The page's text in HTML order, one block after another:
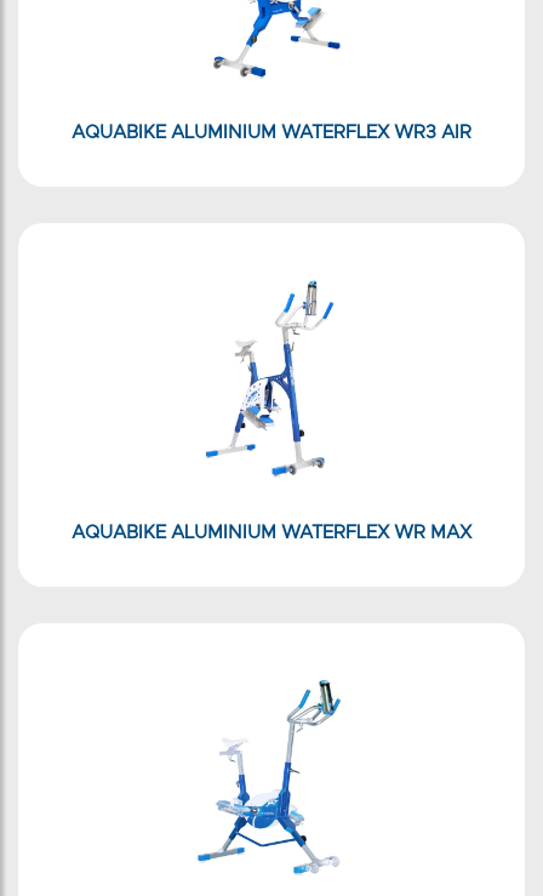
AQUABIKE ALUMINIUM WATERFLEX WR3 AIR
AQUABIKE ALUMINIUM WATERFLEX WR MAX